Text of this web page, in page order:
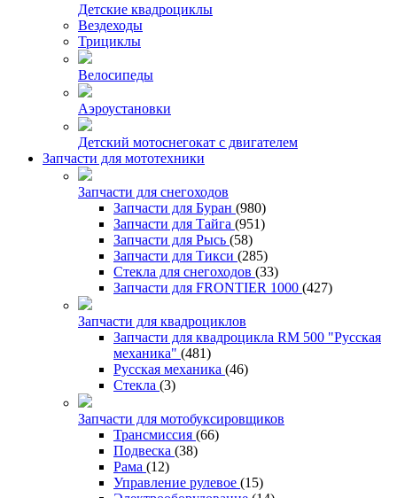
Детские квадроциклы
Вездеходы
Трициклы
Велосипеды
Аэроустановки
Детский мотоснегокат с двигателем
Запчасти для мототехники
Запчасти для снегоходов
Запчасти для Буран (980)
Запчасти для Тайга (951)
Запчасти для Рысь (58)
Запчасти для Тикси (285)
Стекла для снегоходов (33)
Запчасти для FRONTIER 1000 (427)
Запчасти для квадроциклов
Запчасти для квадроцикла RM 500 "Русская
механика" (481)
Русская механика (46)
Стекла (3)
Запчасти для мотобуксировщиков
Трансмиссия (66)
Подвеска (38)
Рама (12)
Управление рулевое (15)